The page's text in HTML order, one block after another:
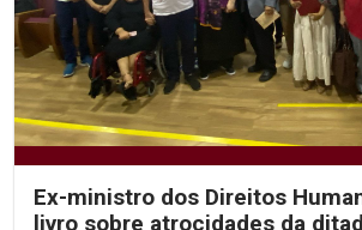
Ex-ministro dos Direitos
livro sobre atrocidades da